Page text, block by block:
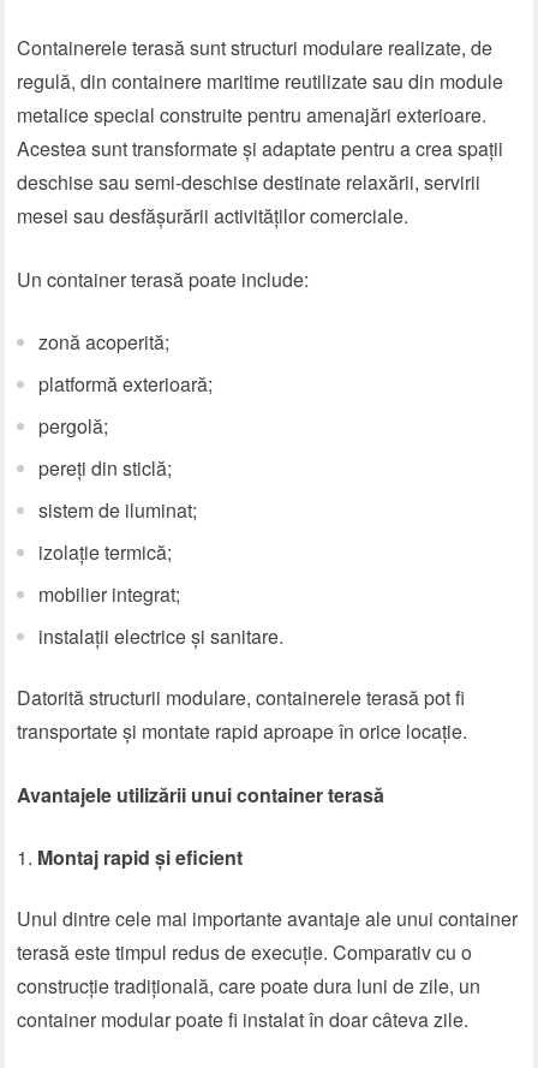
Containerele terasă sunt structuri modulare realizate, de
regulă, din containere maritime reutilizate sau din module
metalice special construite pentru amenajări exterioare.
Acestea sunt transformate și adaptate pentru a crea spații
deschise sau semi-deschise destinate relaxării, servirii
mesei sau desfășurării activităților comerciale.
Un container terasă poate include:
zonă acoperită;
platformă exterioară;
pergolă;
pereți din sticlă;
sistem de iluminat;
izolație termică;
mobilier integrat;
instalații electrice și sanitare.
Datorită structurii modulare, containerele terasă pot fi
transportate și montate rapid aproape în orice locație.
Avantajele utilizării unui container terasă
Montaj rapid și eficient
Unul dintre cele mai importante avantaje ale unui container
terasă este timpul redus de execuție. Comparativ cu o
construcție tradițională, care poate dura luni de zile, un
container modular poate fi instalat în doar câteva zile.